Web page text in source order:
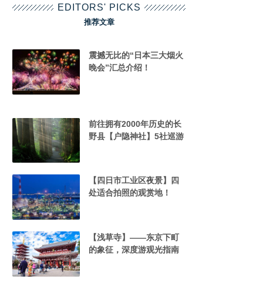
EDITORS' PICKS
推荐文章
震撼无比的“日本三大烟火
晚会”汇总介绍！
前往拥有2000年历史的长
野县【户隐神社】5社巡游
【四日市工业区夜景】四
处适合拍照的观赏地！
【浅草寺】——东京下町
的象征，深度游观光指南